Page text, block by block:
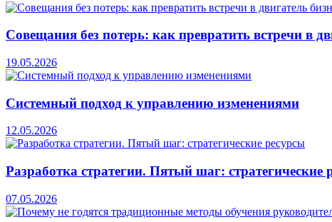
Совещания без потерь: как превратить встречи в
19.05.2026
Системный подход к управлению изменениями
12.05.2026
Разработка стратегии. Пятый шаг: стратегические
07.05.2026